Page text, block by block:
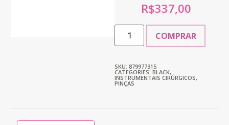
R$337,00
COMPRAR
SKU: 879977315
CATEGORIES: BLACK,
INSTRUMENTAIS CIRÚRGICOS,
PINÇAS